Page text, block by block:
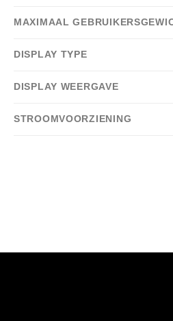
MAXIMAAL
DISPLAY TYPE
DISPLAY WEERGAVE
STROOMVOORZIENING